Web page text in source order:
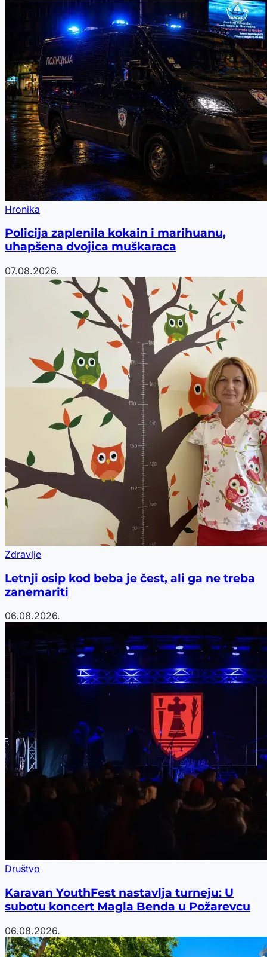
Hronika
Policija zaplenila kokain i marihuanu,
uhapšena dvojica muškaraca
07.08.2026.
Zdravlje
Letnji osip kod beba je čest, ali ga ne treba
zanemariti
06.08.2026.
Društvo
Karavan YouthFest nastavlja turneju: U
subotu koncert Magla Benda u Požarevcu
06.08.2026.